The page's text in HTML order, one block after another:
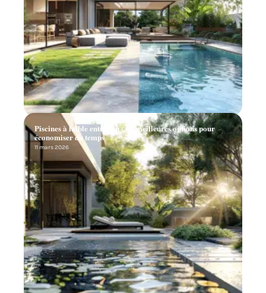
Piscines à faible entretien : les meilleures options pour
économiser du temps
11 mars 2026